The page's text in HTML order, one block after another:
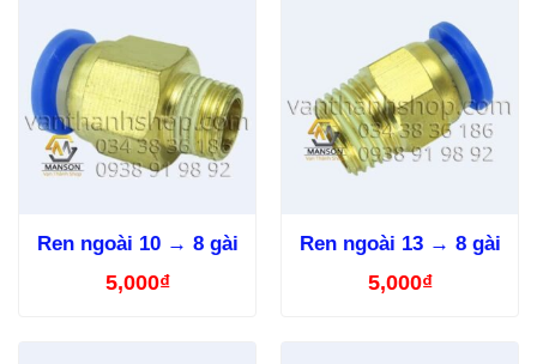
Ren ngoài 10 → 8 gài
5,000₫
Ren ngoài 13 → 8 gài
5,000₫